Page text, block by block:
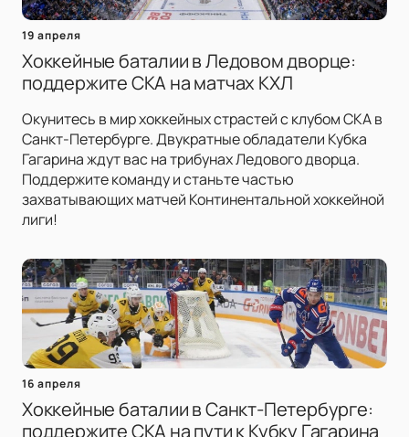
19 апреля
Хоккейные баталии в Ледовом дворце:
поддержите СКА на матчах КХЛ
Окунитесь в мир хоккейных страстей с клубом СКА в
Санкт-Петербурге. Двукратные обладатели Кубка
Гагарина ждут вас на трибунах Ледового дворца.
Поддержите команду и станьте частью
захватывающих матчей Континентальной хоккейной
лиги!
16 апреля
Хоккейные баталии в Санкт-Петербурге:
поддержите СКА на пути к Кубку Гагарина